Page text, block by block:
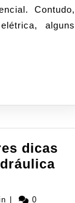
Contudo,
alguns
dicas
admin0